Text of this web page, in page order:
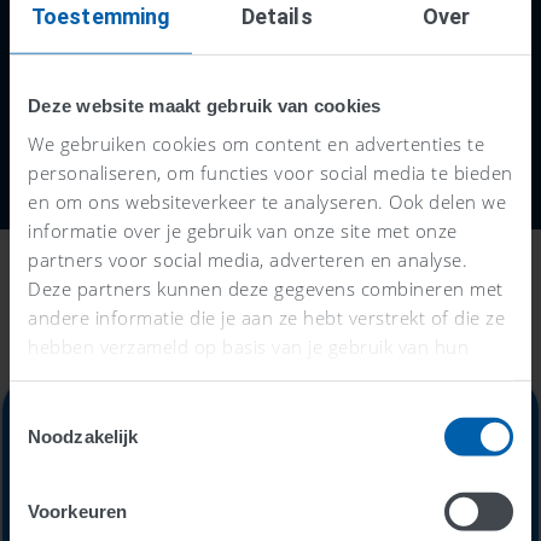
Toestemming Details Over
Deze website maakt gebruik van cookies
We gebruiken cookies om content en advertenties te
personaliseren, om functies voor social media te bieden
en om ons websiteverkeer te analyseren. Ook delen we
informatie over je gebruik van onze site met onze
partners voor social media, adverteren en analyse.
Deze partners kunnen deze gegevens combineren met
andere informatie die je aan ze hebt verstrekt of die ze
hebben verzameld op basis van je gebruik van hun
services.
Noodzakelijk
Voorkeuren
adviezen.